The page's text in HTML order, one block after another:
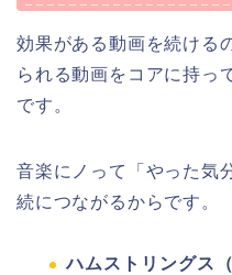
効果がある動画を続ける
られる動画をコアに持っ
です。
音楽にノって「やった気
続につながるからです。
ハムストリングス